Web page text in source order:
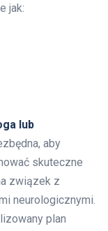
jak:
lub
aby
skuteczne
związek z
neurologicznymi.
plan